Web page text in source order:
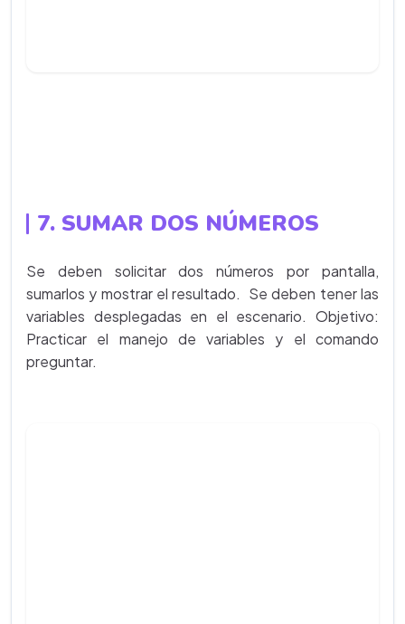
7. SUMAR DOS NÚMEROS
Se deben solicitar dos números por pantalla,
sumarlos y mostrar el resultado. Se deben tener las
variables desplegadas en el escenario. Objetivo:
Practicar el manejo de variables y el comando
preguntar.